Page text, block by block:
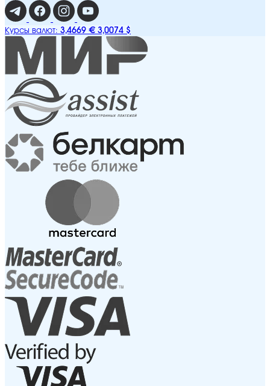
Курсы валют: 3,4669 € 3,0074 $